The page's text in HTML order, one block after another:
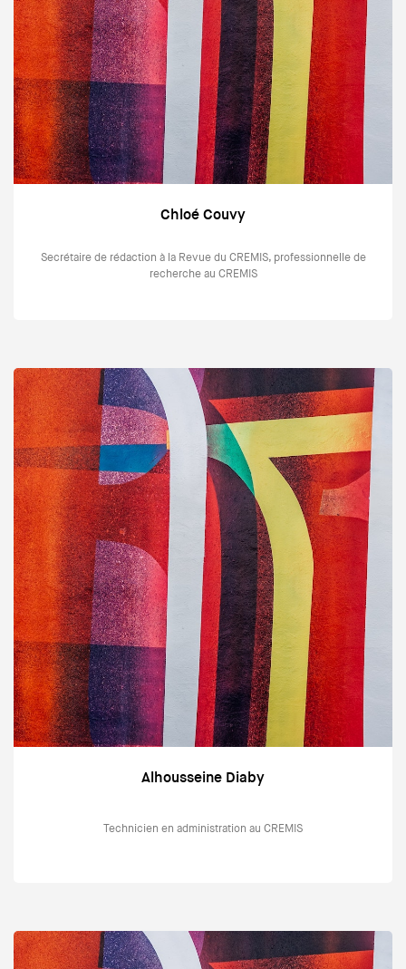
Chloé Couvy
Secrétaire de rédaction à la Revue du CREMIS, professionnelle de
recherche au CREMIS
Alhousseine Diaby
Technicien en administration au CREMIS